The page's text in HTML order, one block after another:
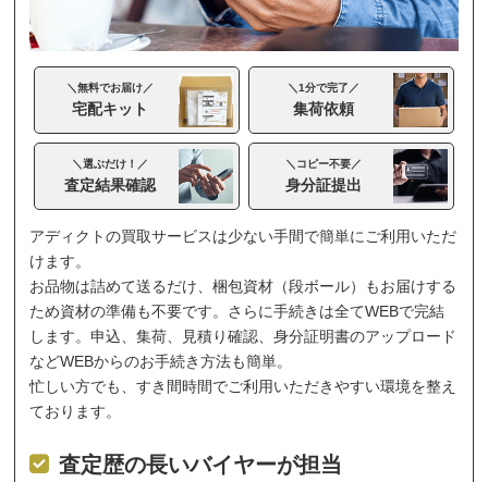
＼無料でお届け／
宅配キット
＼1分で完了／
集荷依頼
＼選ぶだけ！／
査定結果確認
＼コピー不要／
身分証提出
アディクトの買取サービスは少ない手間で簡単にご利用いただ
けます。
お品物は詰めて送るだけ、梱包資材（段ボール）もお届けする
ため資材の準備も不要です。さらに手続きは全てWEBで完結
します。申込、集荷、見積り確認、身分証明書のアップロード
などWEBからのお手続き方法も簡単。
忙しい方でも、すき間時間でご利用いただきやすい環境を整え
ております。
査定歴の長いバイヤーが担当